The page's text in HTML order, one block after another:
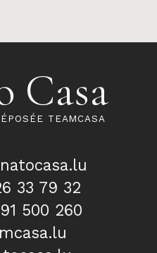
Casa
TEAMCASA
33 79 32
500 260